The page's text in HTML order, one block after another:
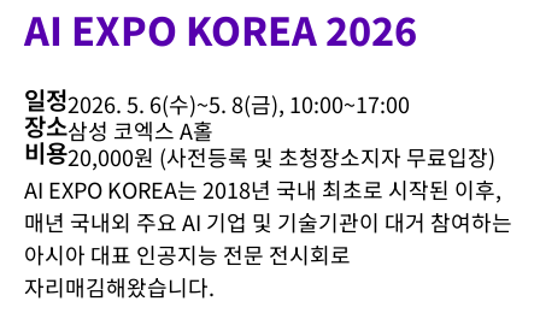
AI EXPO KOREA 2026
일정2026. 5. 6(수)~5. 8(금), 10:00~17:00
장소삼성 코엑스 A홀
비용20,000원 (사전등록 및 초청장소지자 무료입장)
AI EXPO KOREA는 2018년 국내 최초로 시작된 이후,
매년 국내외 주요 AI 기업 및 기술기관이 대거 참여하는
아시아 대표 인공지능 전문 전시회로
자리매김해왔습니다.